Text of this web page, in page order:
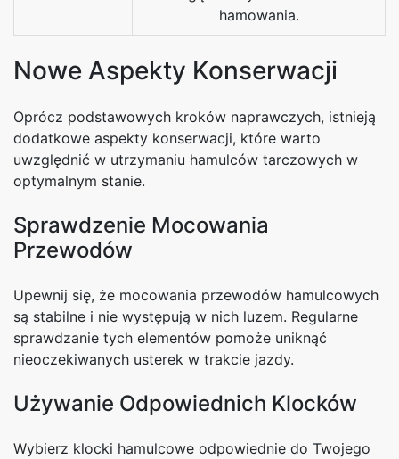
hamowania.
Nowe Aspekty Konserwacji
Oprócz podstawowych kroków naprawczych, istnieją
dodatkowe aspekty konserwacji, które warto
uwzględnić w utrzymaniu hamulców tarczowych w
optymalnym stanie.
Sprawdzenie Mocowania
Przewodów
Upewnij się, że mocowania przewodów hamulcowych
są stabilne i nie występują w nich luzem. Regularne
sprawdzanie tych elementów pomoże uniknąć
nieoczekiwanych usterek w trakcie jazdy.
Używanie Odpowiednich Klocków
Wybierz klocki hamulcowe odpowiednie do Twojego